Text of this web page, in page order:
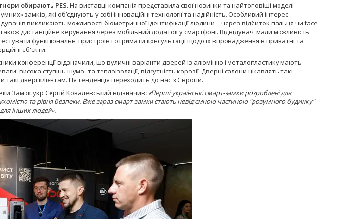
обирають PES.На виставці компанія представила свої новинки та найтоповіші моделі
замків, які об’єднують у собі інноваційні технології та надійність. Особливий інтерес
викликають можливості біометричної ідентифікації людини – через відбиток пальця чи face-
дистанційне керування через мобільний додаток у смартфоні. Відвідувачі мали можливість
функціональні пристроїв і отримати консультації щодо їх впровадження в приватні та
об'єкти.
конференції відзначили, що вуличні варіанти дверей із алюмінію і металопластику мають
висока ступінь шумо- та теплоізоляції, відсутність корозії. Дверні салони цікавлять такі
двері клієнтам. Ця тенденція переходить до нас з Європи.
Замок.укр Сергій Ковалевський відзначив: «Перші українські смарт-замки розроблені для
та рівня безпеки. Вже зараз смарт-замки стають невід'ємною частиною "розумного будинку"
інших людей».